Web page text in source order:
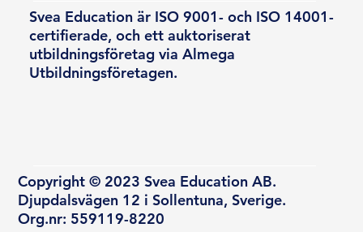
Svea Education är ISO 9001- och ISO 14001-
certifierade, och ett auktoriserat
utbildningsföretag via Almega
Utbildningsföretagen.
Copyright © 2023 Svea Education AB.
Djupdalsvägen 12 i Sollentuna, Sverige.
Org.nr: 559119-8220